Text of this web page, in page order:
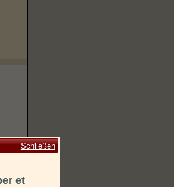
Schließen
et